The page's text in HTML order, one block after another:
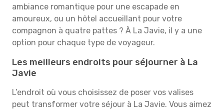
ambiance romantique pour une escapade en
amoureux, ou un hôtel accueillant pour votre
compagnon à quatre pattes ? À La Javie, il y a une
option pour chaque type de voyageur.
Les meilleurs endroits pour séjourner à La
Javie
L’endroit où vous choisissez de poser vos valises
peut transformer votre séjour à La Javie. Vous aimez